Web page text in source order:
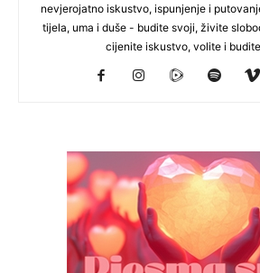
nevjerojatno iskustvo, ispunjenje i
tijela, uma i duše - budite svoji, živite
cijenite iskustvo, volite i